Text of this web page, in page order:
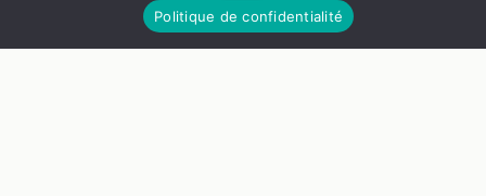
Voir le canapé
Politique de confidentialité